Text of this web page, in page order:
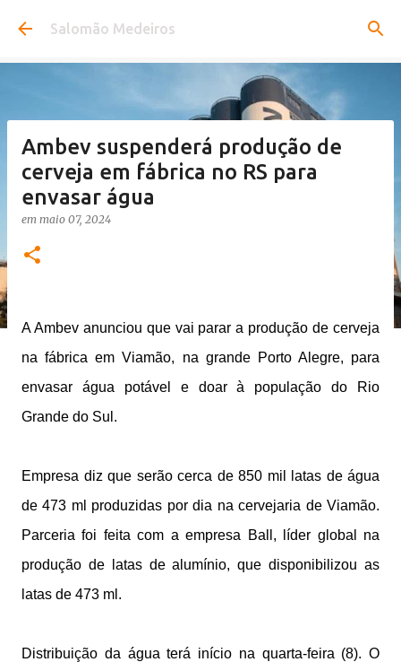
Pular para o conteúdo principal
Salomão Medeiros
Ambev suspenderá produção de
cerveja em fábrica no RS para
envasar água
em maio 07, 2024
A Ambev anunciou que vai parar a produção de cerveja
na fábrica em Viamão, na grande Porto Alegre, para
envasar água potável e doar à população do Rio
Grande do Sul.
Empresa diz que serão cerca de 850 mil latas de água
de 473 ml produzidas por dia na cervejaria de Viamão.
Parceria foi feita com a empresa Ball, líder global na
produção de latas de alumínio, que disponibilizou as
latas de 473 ml.
Distribuição da água terá início na quarta-feira (8). O